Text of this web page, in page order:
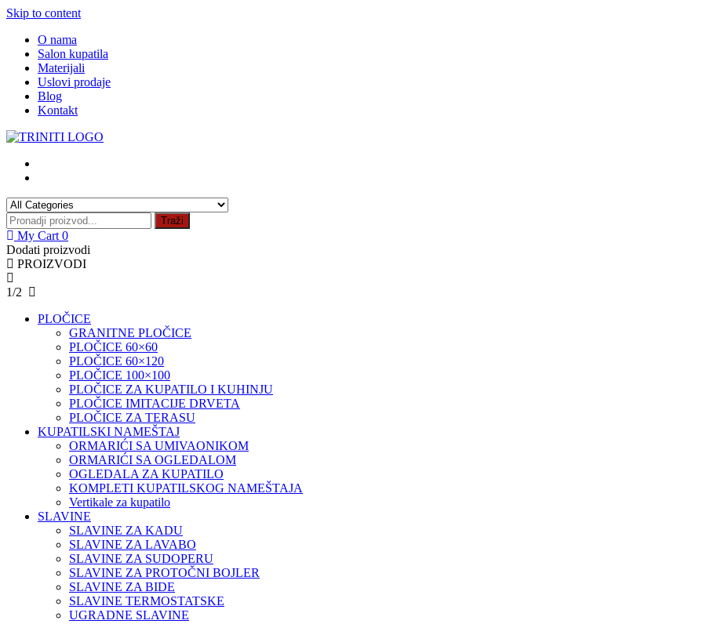
Skip to content
O nama
Salon kupatila
Materijali
Uslovi prodaje
Blog
Kontakt
Traži
My Cart 0
Dodati proizvodi
PROIZVODI
1/2
PLOČICE
GRANITNE PLOČICE
PLOČICE 60×60
PLOČICE 60×120
PLOČICE 100×100
PLOČICE ZA KUPATILO I KUHINJU
PLOČICE IMITACIJE DRVETA
PLOČICE ZA TERASU
KUPATILSKI NAMEŠTAJ
ORMARIĆI SA UMIVAONIKOM
ORMARIĆI SA OGLEDALOM
OGLEDALA ZA KUPATILO
KOMPLETI KUPATILSKOG NAMEŠTAJA
Vertikale za kupatilo
SLAVINE
SLAVINE ZA KADU
SLAVINE ZA LAVABO
SLAVINE ZA SUDOPERU
SLAVINE ZA PROTOČNI BOJLER
SLAVINE ZA BIDE
SLAVINE TERMOSTATSKE
UGRADNE SLAVINE